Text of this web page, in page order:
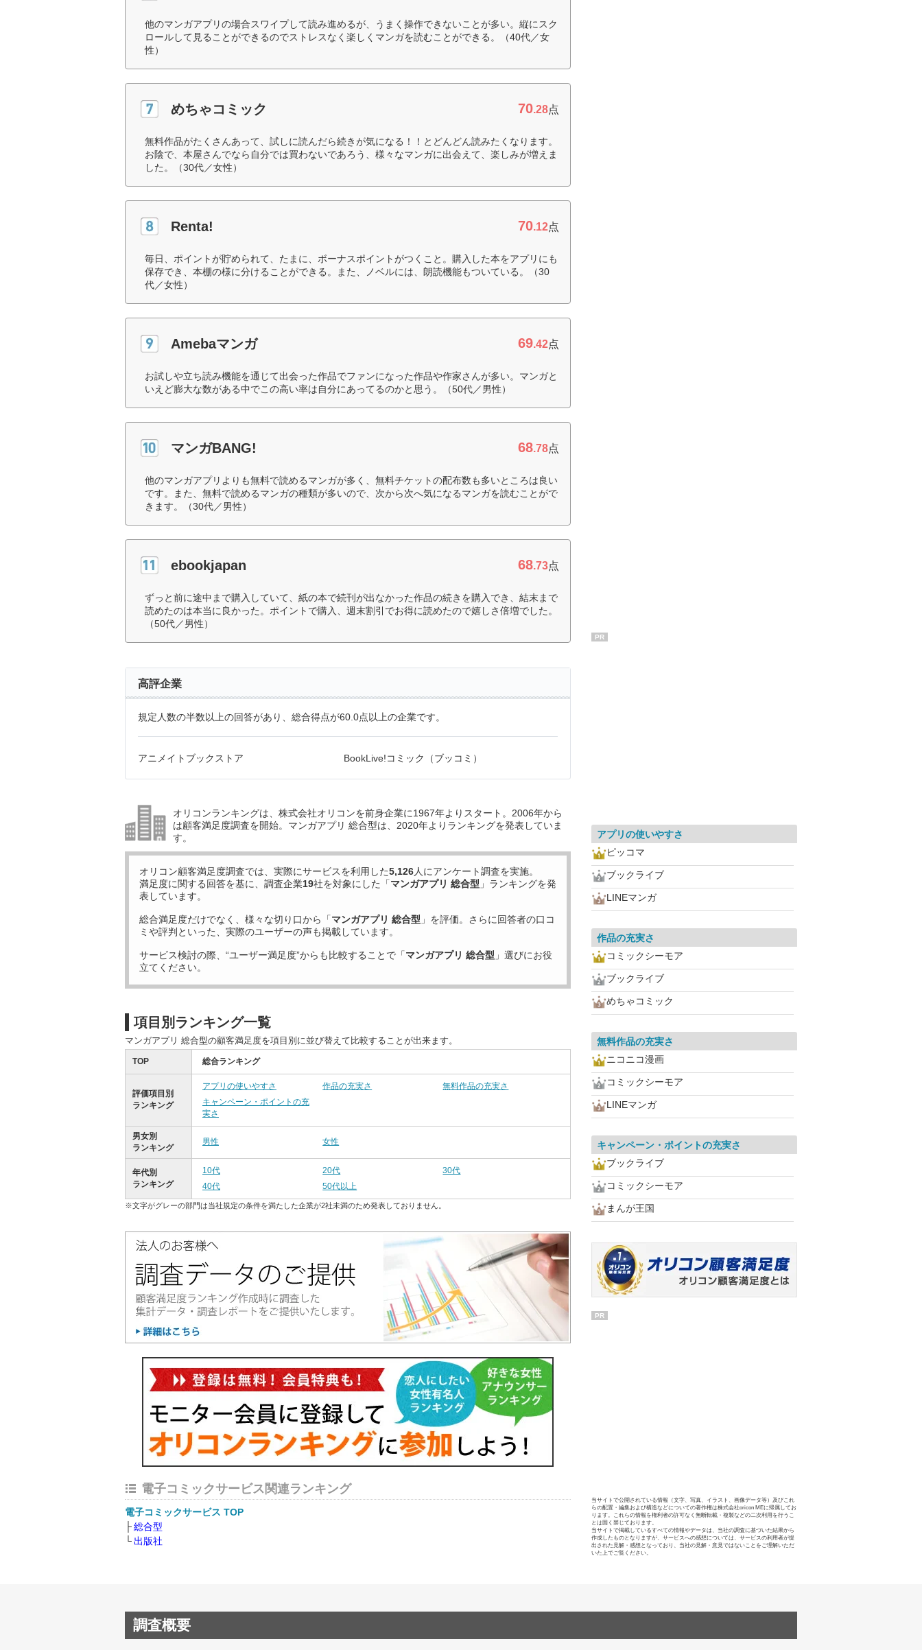
他のマンガアプリの場合スワイプして読み進めるが、うまく操作できないことが多い。縦にスク
ロールして見ることができるのでストレスなく楽しくマンガを読むことができる。（40代／女
性）
めちゃコミック 70.28点
無料作品がたくさんあって、試しに読んだら続きが気になる！！とどんどん読みたくなります。
お陰で、本屋さんでなら自分では買わないであろう、様々なマンガに出会えて、楽しみが増えま
した。（30代／女性）
Renta! 70.12点
毎日、ポイントが貯められて、たまに、ボーナスポイントがつくこと。購入した本をアプリにも
保存でき、本棚の様に分けることができる。また、ノベルには、朗読機能もついている。（30
代／女性）
Amebaマンガ 69.42点
お試しや立ち読み機能を通じて出会った作品でファンになった作品や作家さんが多い。マンガと
いえど膨大な数がある中でこの高い率は自分にあってるのかと思う。（50代／男性）
マンガBANG! 68.78点
他のマンガアプリよりも無料で読めるマンガが多く、無料チケットの配布数も多いところは良い
です。また、無料で読めるマンガの種類が多いので、次から次へ気になるマンガを読むことがで
きます。（30代／男性）
ebookjapan 68.73点
ずっと前に途中まで購入していて、紙の本で続刊が出なかった作品の続きを購入でき、結末まで
読めたのは本当に良かった。ポイントで購入、週末割引でお得に読めたので嬉しさ倍増でした。
（50代／男性）
高評企業
規定人数の半数以上の回答があり、総合得点が60.0点以上の企業です。
アニメイトブックストア BookLive!コミック（ブッコミ）
オリコンランキングは、株式会社オリコンを前身企業に1967年よりスタート。2006年から
は顧客満足度調査を開始。マンガアプリ 総合型は、2020年よりランキングを発表していま
す。
オリコン顧客満足度調査では、実際にサービスを利用した5,126人にアンケート調査を実施。
満足度に関する回答を基に、調査企業19社を対象にした「マンガアプリ 総合型 」ランキングを発
表しています。
総合満足度だけでなく、様々な切り口から「マンガアプリ 総合型 」を評価。さらに回答者の口コ
ミや評判といった、実際のユーザーの声も掲載しています。
サービス検討の際、“ユーザー満足度”からも比較することで「マンガアプリ 総合型 」選びにお役
立てください。
項目別ランキング一覧
マンガアプリ 総合型の顧客満足度を項目別に並び替えて比較することが出来ます。
TOP 総合ランキング
評価項目別
ランキング
アプリの使いやすさ 作品の充実さ
無料作品の充実さ
キャンペーン・ポイントの充
実さ
男女別
ランキング
男性 女性
年代別
ランキング
10代 20代
30代
40代
50代以上
※文字がグレーの部門は当社規定の条件を満たした企業が2社未満のため発表しておりません。
電子コミックサービス関連ランキング
電子コミックサービス TOP
総合型
出版社
PR
アプリの使いやすさ
ピッコマ
ブックライブ
LINEマンガ
作品の充実さ
コミックシーモア
ブックライブ
めちゃコミック
無料作品の充実さ
ニコニコ漫画
コミックシーモア
LINEマンガ
キャンペーン・ポイントの充実さ
ブックライブ
コミックシーモア
まんが王国
PR
当サイトで公開されている情報（文字、写真、イラスト、画像データ等）及びこれ
らの配置・編集および構造などについての著作権は株式会社oricon MEに帰属してお
ります。これらの情報を権利者の許可なく無断転載・複製などの二次利用を行うこ
とは固く禁じております。
当サイトで掲載しているすべての情報やデータは、当社の調査に基づいた結果から
作成したものとなりますが、サービスへの感想については、サービスの利用者が提
出された見解・感想となっており、当社の見解・意見ではないことをご理解いただ
いた上でご覧ください。
調査概要